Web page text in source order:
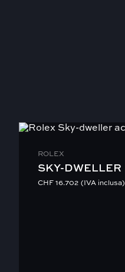
ROLEX
SKY-DWELLER
CHF 16.702 (IVA inclusa)